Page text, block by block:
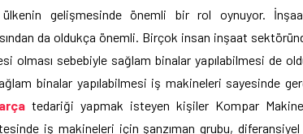
gelişmesinde önemli bir rol oynuyor.
da oldukça önemli. Birçok insan inşaat
olması sebebiyle sağlam binalar yapılabilmesi de
binalar yapılabilmesi iş makineleri sayesinde
tedariği yapmak isteyen kişiler Kompar
iş makineleri için şanzıman grubu,